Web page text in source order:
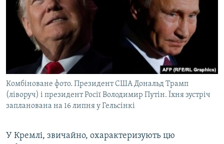
Комбіноване фото. Президент США Дональд Трамп
(ліворуч) і президент Росії Володимир Путін. Їхня зустріч
запланована на 16 липня у Гельсінкі
У Кремлі, звичайно, охарактеризують цю